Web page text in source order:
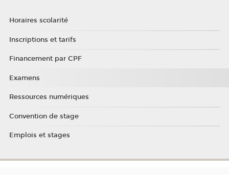
Horaires scolarité
Inscriptions et tarifs
Financement par CPF
Examens
Ressources numériques
Convention de stage
Emplois et stages